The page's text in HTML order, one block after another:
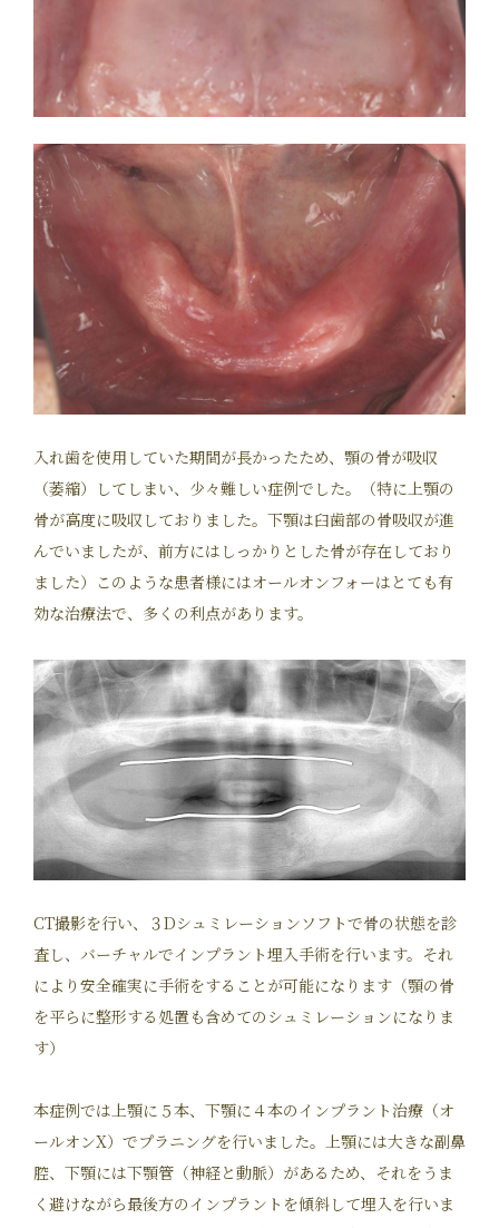
入れ歯を使用していた期間が長かったため、顎の骨が吸収
（萎縮）してしまい、少々難しい症例でした。（特に上顎の
骨が高度に吸収しておりました。下顎は臼歯部の骨吸収が進
んでいましたが、前方にはしっかりとした骨が存在しており
ました）このような患者様にはオールオンフォーはとても有
効な治療法で、多くの利点があります。
CT撮影を行い、３Dシュミレーションソフトで骨の状態を診
査し、バーチャルでインプラント埋入手術を行います。それ
により安全確実に手術をすることが可能になります（顎の骨
を平らに整形する処置も含めてのシュミレーションになりま
す）
本症例では上顎に５本、下顎に４本のインプラント治療（オ
ールオンX）でプラニングを行いました。上顎には大きな副鼻
腔、下顎には下顎管（神経と動脈）があるため、それをうま
く避けながら最後方のインプラントを傾斜して埋入を行いま